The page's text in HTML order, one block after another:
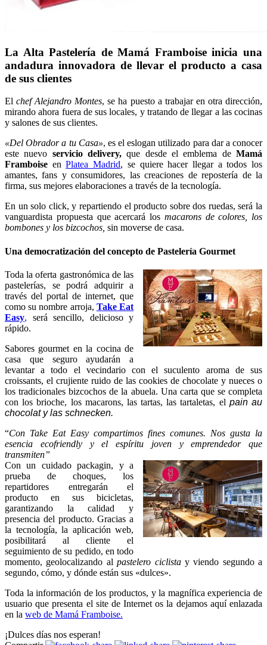
La Alta Pastelería de Mamá Framboise inicia una
andadura innovadora de llevar el producto a casa
de sus clientes
Elchef Alejandro Montes, se ha puesto a trabajar en otra dirección,
mirando ahora fuera de sus locales, y tratando de llegar a las cocinas
y salones de sus clientes.
«Del Obrador a tu Casa», es el eslogan utilizado para dar a conocer
este nuevo servicio delivery, que desde el emblema deMamá
Framboise enPlatea Madrid, se quiere hacer llegar a todos los
amantes, fans y consumidores, las creaciones de repostería de la
firma, sus mejores elaboraciones a través de la tecnología.
En un solo click, y repartiendo el producto sobre dos ruedas, será la
vanguardista propuesta que acercará los macarons de colores, los
bombones y los bizcochos, sin moverse de casa.
Una democratización del concepto de Pastelería Gourmet
Toda la oferta gastronómica de las
pastelerías, se podrá adquirir a
través del portal de internet, que
como su nombre arroja, Take Eat
Easy, será sencillo, delicioso y
rápido.
Sabores gourmet en la cocina de
casa que seguro ayudarán a
levantar a todo el vecindario con el suculento aroma de sus
croissants, el crujiente ruido de las cookies de chocolate y nueces o
los tradicionales bizcochos de la abuela. Una carta que se completa
con los brioche, los macarons, las tartas, las tartaletas, el pain au
chocolat y las schnecken.
“Con Take Eat Easy compartimos fines comunes. Nos gusta la
esencia ecofriendly y el espíritu joven y emprendedor que
transmiten”
Con un cuidado packagin, y a
prueba de choques, los
repartidores entregarán el
producto en sus bicicletas,
garantizando la calidad y
presencia del producto. Gracias a
la tecnología, la aplicación web,
posibilitará al cliente el
seguimiento de su pedido, en todo
momento, geolocalizando alpastelero ciclistay viendo segundo a
segundo, cómo, y dónde están sus «dulces».
Toda la información de los productos, y la magnífica experiencia de
usuario que presenta el site de Internet os la dejamos aquí enlazada
en la web de Mamá Framboise.
¡Dulces días nos esperan!